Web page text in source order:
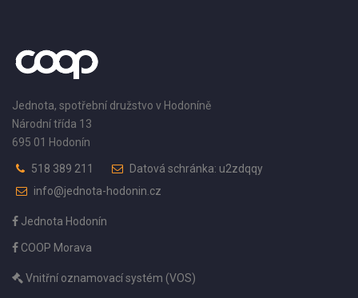
Jednota, spotřební družstvo v Hodoníně
Národní třída 13
695 01 Hodonín
518 389 211
Datová schránka: u2zdqqy
info@jednota-hodonin.cz
Jednota Hodonín
COOP Morava
Vnitřní oznamovací systém (VOS)